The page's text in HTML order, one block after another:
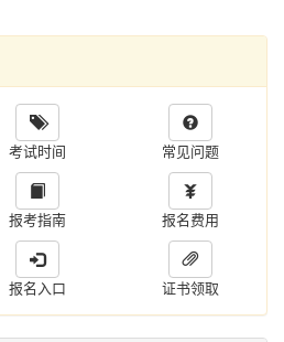
考试时间 常见问题
报考指南 报名费用
报名入口 证书领取